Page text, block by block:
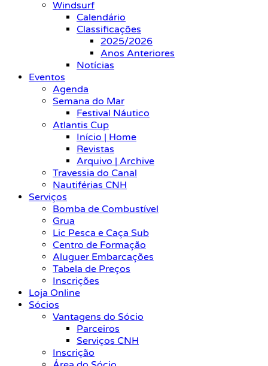
Windsurf
Calendário
Classificações
2025/2026
Anos Anteriores
Notícias
Eventos
Agenda
Semana do Mar
Festival Náutico
Atlantis Cup
Início | Home
Revistas
Arquivo | Archive
Travessia do Canal
Nautiférias CNH
Serviços
Bomba de Combustível
Grua
Lic Pesca e Caça Sub
Centro de Formação
Aluguer Embarcações
Tabela de Preços
Inscrições
Loja Online
Sócios
Vantagens do Sócio
Parceiros
Serviços CNH
Inscrição